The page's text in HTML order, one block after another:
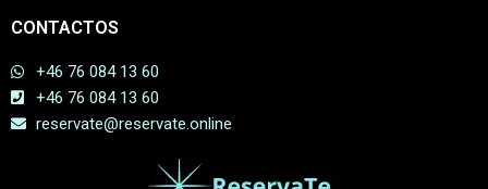
CONTACTOS
+46 76 084 13 60
+46 76 084 13 60
reservate@reservate.online